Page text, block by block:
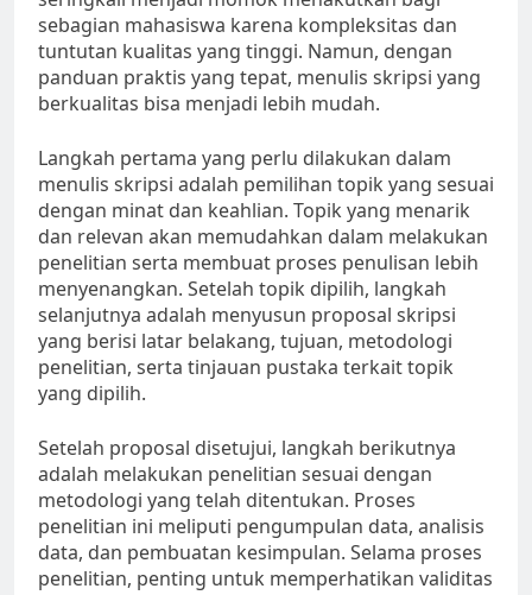
sebagian mahasiswa karena kompleksitas dan
tuntutan kualitas yang tinggi. Namun, dengan
panduan praktis yang tepat, menulis skripsi yang
berkualitas bisa menjadi lebih mudah.
Langkah pertama yang perlu dilakukan dalam
menulis skripsi adalah pemilihan topik yang sesuai
dengan minat dan keahlian. Topik yang menarik
dan relevan akan memudahkan dalam melakukan
penelitian serta membuat proses penulisan lebih
menyenangkan. Setelah topik dipilih, langkah
selanjutnya adalah menyusun proposal skripsi
yang berisi latar belakang, tujuan, metodologi
penelitian, serta tinjauan pustaka terkait topik
yang dipilih.
Setelah proposal disetujui, langkah berikutnya
adalah melakukan penelitian sesuai dengan
metodologi yang telah ditentukan. Proses
penelitian ini meliputi pengumpulan data, analisis
data, dan pembuatan kesimpulan. Selama proses
penelitian, penting untuk memperhatikan validitas